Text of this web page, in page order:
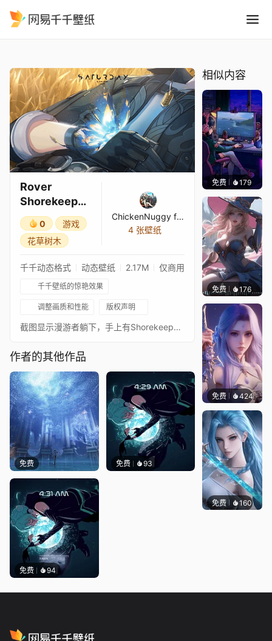
Rover
Shorekeeper
Butterfly -
Wuthering
Waves
0
游戏
花草树木
ChickenNuggy ft. DaSauce
4 张壁纸
千千动态格式 动态壁纸 2.17M 仅商用
千千壁纸的惊艳效果
调整画质和性能 版权声明
截图显示漫游者躺下，手上有Shorekeeper蝴蝶，画面视觉稍作增强。在高分辨率屏幕上可能略显模糊。
作者的其他作品
免费 免费 93
免费 94
相似内容
免费 179
免费 176｡
免费 424好看
免费 160好看